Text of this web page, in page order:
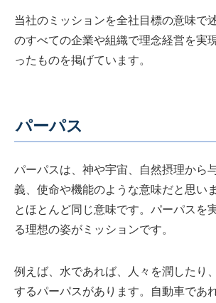
当社のミッションを全社目標の意味で
のすべての企業や組織で理念経営を実
ったものを掲げています。
パーパス
パーパスは、神や宇宙、自然摂理から
義、使命や機能のような意味だと思い
とほとんど同じ意味です。パーパスを
る理想の姿がミッションです。
例えば、水であれば、人々を潤したり
するパーパスがあります。自動車であ